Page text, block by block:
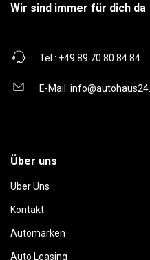
Wir sind immer für dich da
Tel.: +49 89 70 80 84 84
E-Mail:
Über uns
Über Uns
Kontakt
Automarken
Auto Leasing